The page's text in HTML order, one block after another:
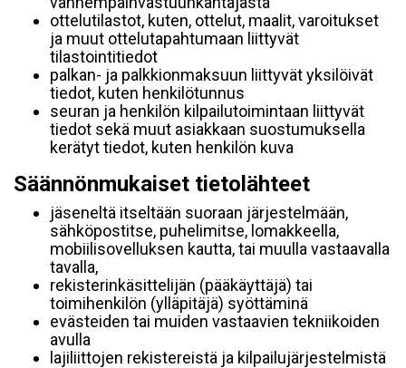
ottelutilastot, kuten, ottelut, maalit, varoitukset
ja muut ottelutapahtumaan liittyvät
tilastointitiedot
palkan- ja palkkionmaksuun liittyvät yksilöivät
tiedot, kuten henkilötunnus
seuran ja henkilön kilpailutoimintaan liittyvät
tiedot sekä muut asiakkaan suostumuksella
kerätyt tiedot, kuten henkilön kuva
Säännönmukaiset tietolähteet
jäseneltä itseltään suoraan järjestelmään,
sähköpostitse, puhelimitse, lomakkeella,
mobiilisovelluksen kautta, tai muulla vastaavalla
tavalla,
rekisterinkäsittelijän (pääkäyttäjä) tai
toimihenkilön (ylläpitäjä) syöttäminä
evästeiden tai muiden vastaavien tekniikoiden
avulla
lajiliittojen rekistereistä ja kilpailujärjestelmistä